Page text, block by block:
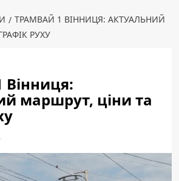
ТРАМВАЙ 1 ВІННИЦЯ: АКТУАЛЬНИЙ
РУХУ
Вінниця:
маршрут, ціни та